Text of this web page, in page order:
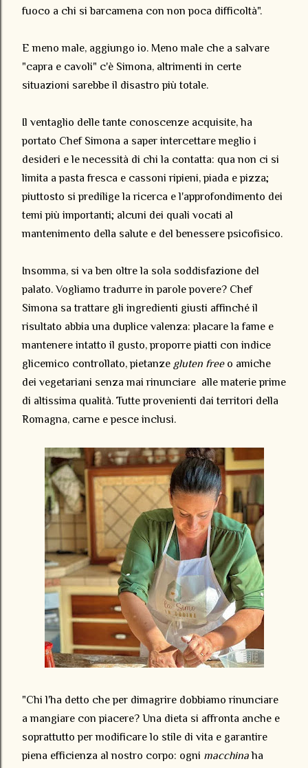
fuoco a chi si barcamena con non poca difficoltà".
E meno male, aggiungo io. Meno male che a salvare
"capra e cavoli" c'è Simona, altrimenti in certe
situazioni sarebbe il disastro più totale.
Il ventaglio delle tante conoscenze acquisite, ha
portato Chef Simona a saper intercettare meglio i
desideri e le necessità di chi la contatta: qua non ci si
limita a pasta fresca e cassoni ripieni, piada e pizza;
piuttosto si predilige la ricerca e l'approfondimento dei
temi più importanti; alcuni dei quali vocati al
mantenimento della salute e del benessere psicofisico.
Insomma, si va ben oltre la sola soddisfazione del
palato. Vogliamo tradurre in parole povere? Chef
Simona sa trattare gli ingredienti giusti affinché il
risultato abbia una duplice valenza: placare la fame e
mantenere intatto il gusto, proporre piatti con indice
glicemico controllato, pietanze gluten freeo amiche
dei vegetariani senza mai rinunciare alle materie prime
di altissima qualità. Tutte provenienti dai territori della
Romagna, carne e pesce inclusi.
"Chi l'ha detto che per dimagrire dobbiamo rinunciare
a mangiare con piacere? Una dieta si affronta anche e
soprattutto per modificare lo stile di vita e garantire
piena efficienza al nostro corpo: ogni macchinaha